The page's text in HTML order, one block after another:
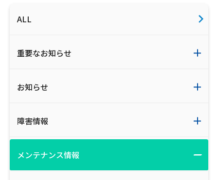
ALL
重要なお知らせ
お知らせ
障害情報
メンテナンス情報